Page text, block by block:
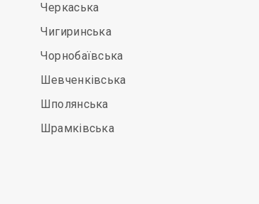
Черкаська
Чигиринська
Чорнобаївська
Шевченківська
Шполянська
Шрамківська